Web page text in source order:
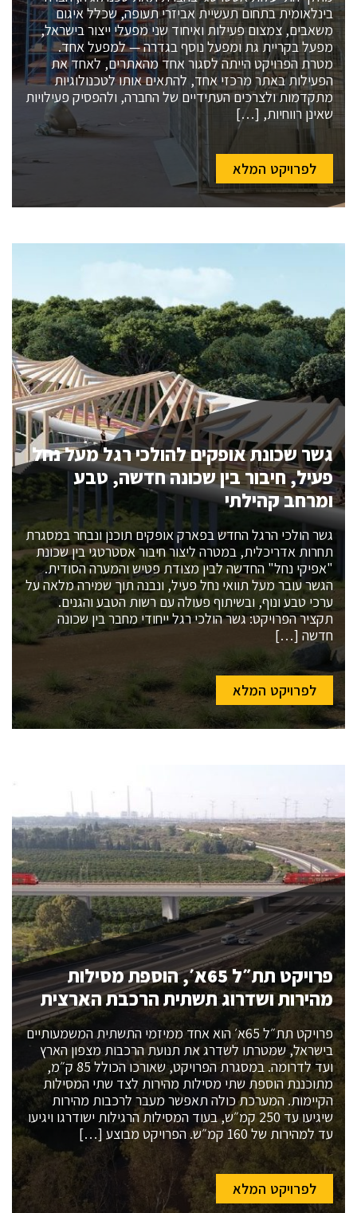
בינלאומית בתחום תעשיית אביזרי תעופה, שכלל איגום
משאבים, צמצום פעילות ואיחוד שני מפעלי ייצור בישראל,
מפעל בקריית גת ומפעל נוסף בגדרה — למפעל אחד.
מטרת הפרויקט הייתה לסגור אחד מהאתרים, לאחד את
הפעילות באתר מרכזי אחד, להתאים אותו לטכנולוגיות
מתקדמות ולצרכים העתידיים של החברה, ולהפסיק פעילויות
שאינן רווחיות, […]
לפרויקט המלא
גשר שכונת אופקים להולכי רגל מעל נחל
פעיל, חיבור בין שכונה חדשה, טבע
ומרחב קהילתי
גשר הולכי הרגל החדש בפארק אופקים תוכנן ונבחר במסגרת
תחרות אדריכלית, במטרה ליצור חיבור אסטרטגי בין שכונת
"אפיקי נחל" החדשה לבין מצודת פטיש והמערה הסודית.
הגשר עובר מעל תוואי נחל פעיל, ונבנה תוך שמירה מלאה על
ערכי טבע ונוף, ובשיתוף פעולה עם רשות הטבע והגנים.
תקציר הפרויקט: גשר הולכי רגל ייחודי מחבר בין שכונה
חדשה […]
לפרויקט המלא
פרויקט תת״ל 65א׳, הוספת מסילות
מהירות ושדרוג תשתית הרכבת הארצית
פרויקט תת״ל 65א׳ הוא אחד ממיזמי התשתית המשמעותיים
בישראל, שמטרתו לשדרג את תנועת הרכבות מצפון הארץ
ועד לדרומה. במסגרת הפרויקט, שאורכו הכולל 85 ק״מ,
מתוכננת הוספת שתי מסילות מהירות לצד שתי המסילות
הקיימות. המערכת כולה תאפשר מעבר לרכבות מהירות
שיגיעו עד 250 קמ״ש, בעוד המסילות הרגילות ישודרגו ויגיעו
עד למהירות של 160 קמ״ש. הפרויקט מבוצע […]
לפרויקט המלא